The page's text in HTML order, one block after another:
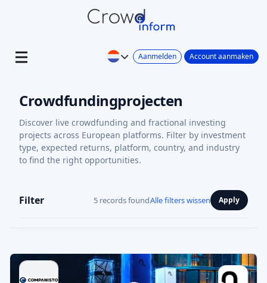
Aanmelden Account aanmaken
Crowdfundingprojecten
Discover live crowdfunding and fractional investing
projects across European platforms. Filter by investment
type, expected returns, platform, country, and industry
to find the right opportunities.
Filter 5 records foundAlle filters wissen Apply